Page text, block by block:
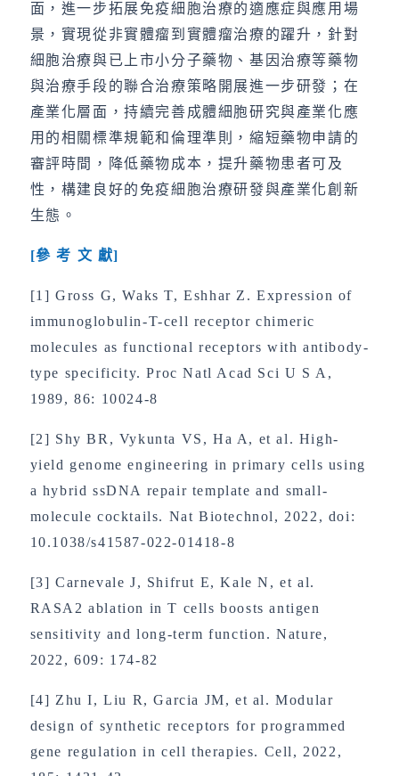
面，進一步拓展免疫細胞治療的適應症與應用場
景，實現從非實體瘤到實體瘤治療的躍升，針對
細胞治療與已上市小分子藥物、基因治療等藥物
與治療手段的聯合治療策略開展進一步研發；在
產業化層面，持續完善成體細胞研究與產業化應
用的相關標準規範和倫理準則，縮短藥物申請的
審評時間，降低藥物成本，提升藥物患者可及
性，構建良好的免疫細胞治療研發與產業化創新
生態。
[參 考 文 獻]
[1] Gross G, Waks T, Eshhar Z. Expression of
immunoglobulin-T-cell receptor chimeric
molecules as functional receptors with antibody-
type specificity. Proc Natl Acad Sci U S A,
1989, 86: 10024-8
[2] Shy BR, Vykunta VS, Ha A, et al. High-
yield genome engineering in primary cells using
a hybrid ssDNA repair template and small-
molecule cocktails. Nat Biotechnol, 2022, doi:
10.1038/s41587-022-01418-8
[3] Carnevale J, Shifrut E, Kale N, et al.
RASA2 ablation in T cells boosts antigen
sensitivity and long-term function. Nature,
2022, 609: 174-82
[4] Zhu I, Liu R, Garcia JM, et al. Modular
design of synthetic receptors for programmed
gene regulation in cell therapies. Cell, 2022,